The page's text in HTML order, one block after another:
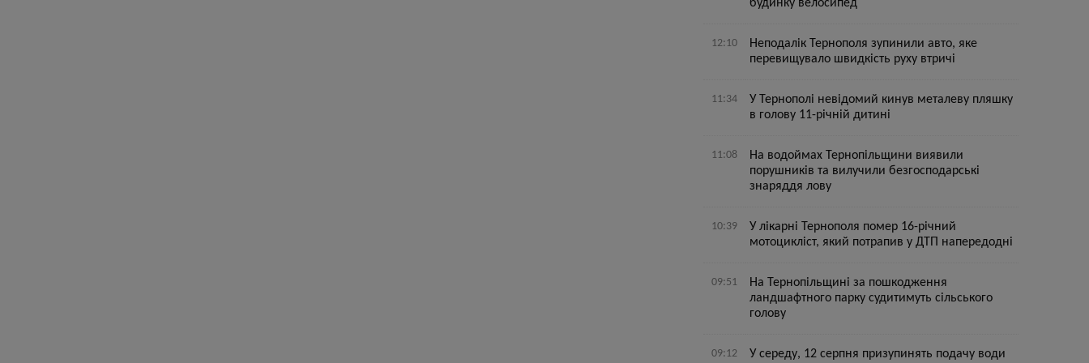
будинку велосипед
12:10
Неподалік Тернополя зупинили авто, яке
перевищувало швидкість руху втричі
11:34
У Тернополі невідомий кинув металеву пляшку
в голову 11-річній дитині
11:08
На водоймах Тернопільщини виявили
порушників та вилучили безгосподарські
знаряддя лову
10:39
У лікарні Тернополя помер 16-річний
мотоцикліст, який потрапив у ДТП напередодні
09:51
На Тернопільщині за пошкодження
ландшафтного парку судитимуть сільського
голову
09:12 У середу, 12 серпня призупинять подачу води